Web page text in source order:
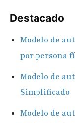
Destacado
Modelo de
por persona
Modelo de
Simplificado
Modelo de